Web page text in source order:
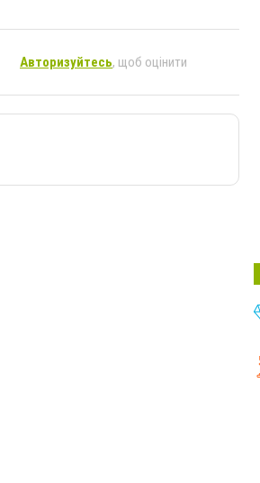
Авторизуйтесь, щоб оцінити